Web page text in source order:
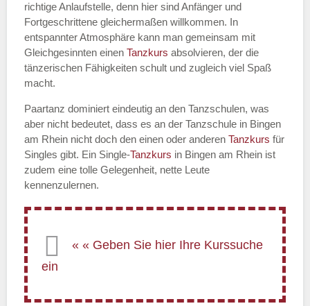
richtige Anlaufstelle, denn hier sind Anfänger und
Fortgeschrittene gleichermaßen willkommen. In
entspannter Atmosphäre kann man gemeinsam mit
Gleichgesinnten einen Tanzkurs absolvieren, der die
tänzerischen Fähigkeiten schult und zugleich viel Spaß
macht.
Paartanz dominiert eindeutig an den Tanzschulen, was
aber nicht bedeutet, dass es an der Tanzschule in Bingen
am Rhein nicht doch den einen oder anderen Tanzkurs für
Singles gibt. Ein Single-Tanzkurs in Bingen am Rhein ist
zudem eine tolle Gelegenheit, nette Leute
kennenzulernen.